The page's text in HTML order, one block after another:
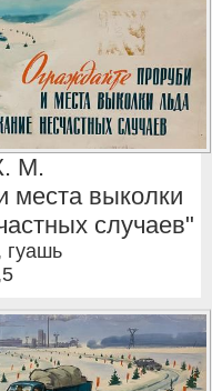
М.
места выколки
случаев"
гуашь